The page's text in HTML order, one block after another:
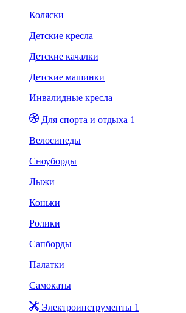
Коляски
Детские кресла
Детские качалки
Детские машинки
Инвалидные кресла
Для спорта и отдыха 1
Велосипеды
Сноуборды
Лыжи
Коньки
Ролики
Сапборды
Палатки
Самокаты
Электроинструменты 1